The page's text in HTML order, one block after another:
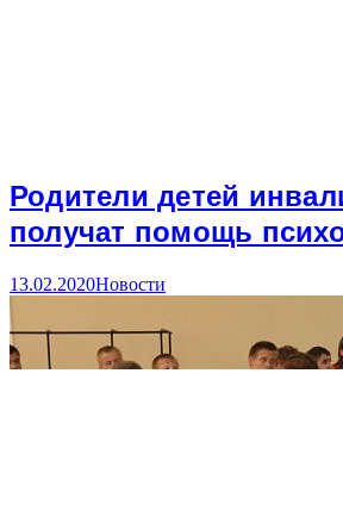
Родители детей
получат помощь
13.02.2020Новости